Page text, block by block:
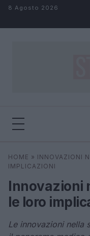
Salta al contenuto
8 Agosto 2026
Cerca
HOME » INNOVAZIONI
IMPLICAZIONI
Innovazioni
le loro
Le innovazioni nella